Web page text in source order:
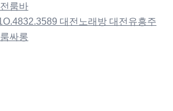
룸바
대전노래방 대전유흥주
싸롱